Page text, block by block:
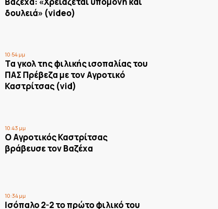
δουλειά» (video)
10:54 μμ
Τα γκολ της φιλικής ισοπαλίας του
ΠΑΣ Πρέβεζα με τον Αγροτικό
Καστρίτσας (vid)
10:43 μμ
Ο Αγροτικός Καστρίτσας
βράβευσε τον Βαζέχα
10:34 μμ
Ισόπαλο 2-2 το πρώτο φιλικό του